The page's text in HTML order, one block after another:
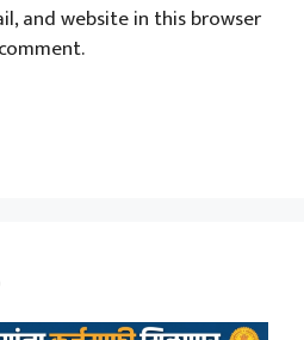
and website in this browser